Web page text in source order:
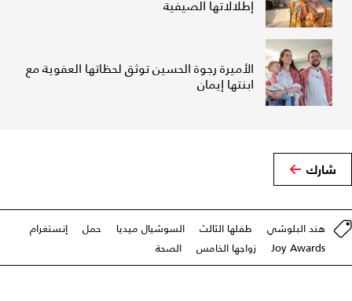
إطلالاتها الصيفية
الأميرة رجوة الحسين توثق لحظاتها العفوية مع
ابنتها إيمان
شارك
هند البلوشي طفلها الثالث السوشيال ميديا حمل
إنستغرام
Joy Awards
زواجها الخامس الصحة